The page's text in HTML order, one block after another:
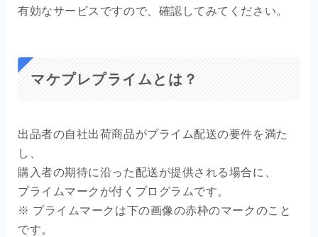
有効なサービスですので、確認してみてください。
マケプレプライムとは？
出品者の自社出荷商品がプライム配送の要件を満た
し、
購入者の期待に沿った配送が提供される場合に、
プライムマークが付くプログラムです。
※ プライムマークは下の画像の赤枠のマークのこと
です。